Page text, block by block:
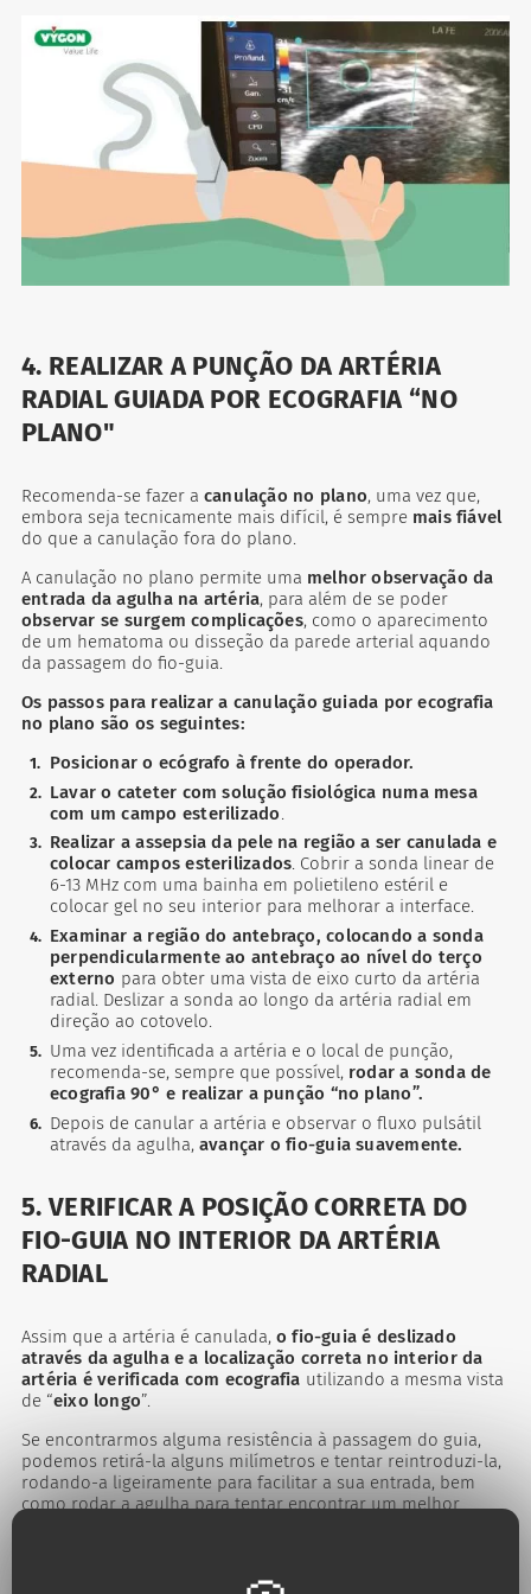
4. REALIZAR A PUNÇÃO DA ARTÉRIA
RADIAL GUIADA POR ECOGRAFIA “NO
PLANO"
Recomenda-se fazer a canulação no plano, uma vez que,
embora seja tecnicamente mais difícil, é sempre mais fiável
do que a canulação fora do plano.
A canulação no plano permite uma melhor observação da
entrada da agulha na artéria, para além de se poder
observar se surgem complicações, como o aparecimento
de um hematoma ou disseção da parede arterial aquando
da passagem do fio-guia.
Os passos para realizar a canulação guiada por ecografia
no plano são os seguintes:
Posicionar o ecógrafo à frente do operador.
Lavar o cateter com solução fisiológica numa mesa
com um campo esterilizado
Realizar a assepsia da pele na região a ser canulada e
colocar campos esterilizados. Cobrir a sonda linear de
6-13 MHz com uma bainha em polietileno estéril e
colocar gel no seu interior para melhorar a interface.
Examinar a região do antebraço, colocando a sonda
perpendicularmente ao antebraço ao nível do terço
externo para obter uma vista de eixo curto da artéria
radial. Deslizar a sonda ao longo da artéria radial em
direção ao cotovelo.
Uma vez identificada a artéria e o local de punção,
recomenda-se, sempre que possível, rodar a sonda de
ecografia 90° e realizar a punção “no plano”.
Depois de canular a artéria e observar o fluxo pulsátil
através da agulha, avançar o fio-guia suavemente.
5. VERIFICAR A POSIÇÃO CORRETA DO
FIO-GUIA NO INTERIOR DA ARTÉRIA
RADIAL
Assim que a artéria é canulada, o fio-guia é deslizado
através da agulha e a localização correta no interior da
artéria é verificada com ecografia utilizando a mesma vista
de “eixo longo”.
Se encontrarmos alguma resistência à passagem do guia,
podemos retirá-la alguns milímetros e tentar reintroduzi-la,
rodando-a ligeiramente para facilitar a sua entrada, bem
como rodar a agulha para tentar encontrar um melhor